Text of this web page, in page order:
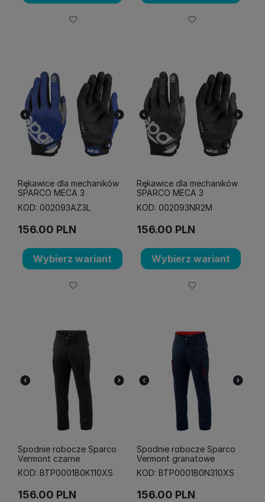
Rękawice dla mechaników
SPARCO MECA 3
KOD: 002093AZ3L
156.00 PLN
Wybierz wariant
Rękawice dla mechaników
SPARCO MECA 3
KOD: 002093NR2M
156.00 PLN
Wybierz wariant
Spodnie robocze Sparco
Vermont czarne
KOD: BTP0001B0K110XS
156.00 PLN
Spodnie robocze Sparco
Vermont granatowe
KOD: BTP0001B0N310XS
156.00 PLN